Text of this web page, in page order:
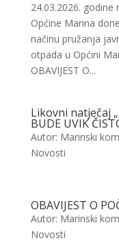
24.03.2026. godine
Općine Marina
načinu pružanja
otpada u Općini
OBAVIJEST O...
Likovni natječaj
BUDE UVIK
Autor: Marinski
Novosti
OBAVIJEST O
Autor: Marinski
Novosti